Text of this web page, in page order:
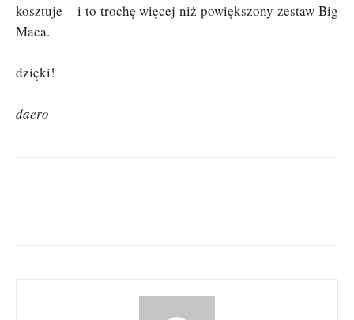
kosztuje – i to trochę więcej niż powiększony zestaw Big
Maca.
dzięki!
daero